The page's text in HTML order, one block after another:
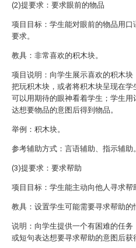
(2)提要求：要求眼前的物品
项目目标：学生能对眼前的物品用口
要求。
教具：非常喜欢的积木块。
项目说明：向学生展示喜欢的积木块
把玩积木块，或者将积木块呈现在学
可以用期待的眼神看着学生；学生用
达想要物品的意图后得到物品。
举例：积木块。
参考辅助方式：言语辅助、指示辅助。
(3)提要求：要求帮助
项目目标：学生能主动向他人寻求帮
教具：设置学生可能需要寻求帮助的
说明：向学生提供一个有困难的任务
或短句表达想要寻求帮助的意图后获